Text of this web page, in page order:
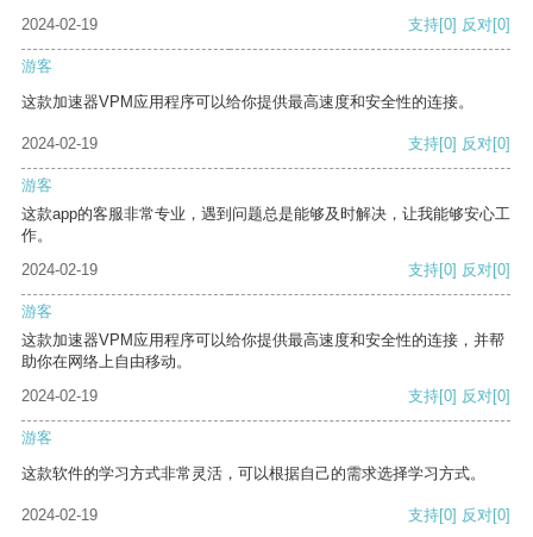
2024-02-19 支持[0] 反对[0]
游客
这款加速器VPM应用程序可以给你提供最高速度和安全性的连接。
2024-02-19 支持[0] 反对[0]
游客
这款app的客服非常专业，遇到问题总是能够及时解决，让我能够安心工
作。
2024-02-19
支持[0] 反对[0]
游客
这款加速器VPM应用程序可以给你提供最高速度和安全性的连接，并帮
助你在网络上自由移动。
2024-02-19
支持[0] 反对[0]
游客
这款软件的学习方式非常灵活，可以根据自己的需求选择学习方式。
2024-02-19 支持[0] 反对[0]